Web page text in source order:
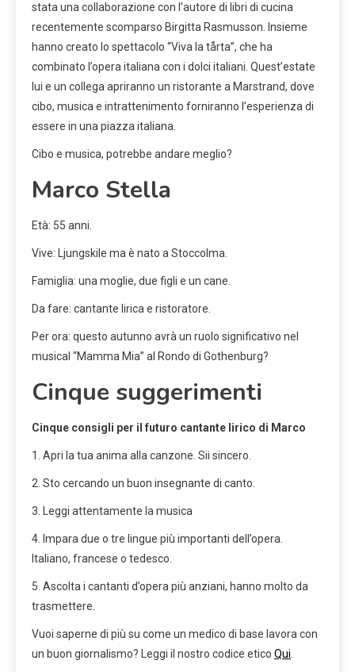
stata una collaborazione con l’autore di libri di cucina
recentemente scomparso Birgitta Rasmusson. Insieme
hanno creato lo spettacolo “Viva la tårta”, che ha
combinato l’opera italiana con i dolci italiani. Quest’estate
lui e un collega apriranno un ristorante a Marstrand, dove
cibo, musica e intrattenimento forniranno l’esperienza di
essere in una piazza italiana.
Cibo e musica, potrebbe andare meglio?
Marco Stella
Età: 55 anni.
Vive: Ljungskile ma è nato a Stoccolma.
Famiglia: una moglie, due figli e un cane.
Da fare: cantante lirica e ristoratore.
Per ora: questo autunno avrà un ruolo significativo nel
musical “Mamma Mia” al Rondo di Gothenburg?
Cinque suggerimenti
Cinque consigli per il futuro cantante lirico di Marco
1. Apri la tua anima alla canzone. Sii sincero.
2. Sto cercando un buon insegnante di canto.
3. Leggi attentamente la musica
4. Impara due o tre lingue più importanti dell’opera.
Italiano, francese o tedesco.
5. Ascolta i cantanti d’opera più anziani, hanno molto da
trasmettere.
Vuoi saperne di più su come un medico di base lavora con
un buon giornalismo? Leggi il nostro codice etico Qui.